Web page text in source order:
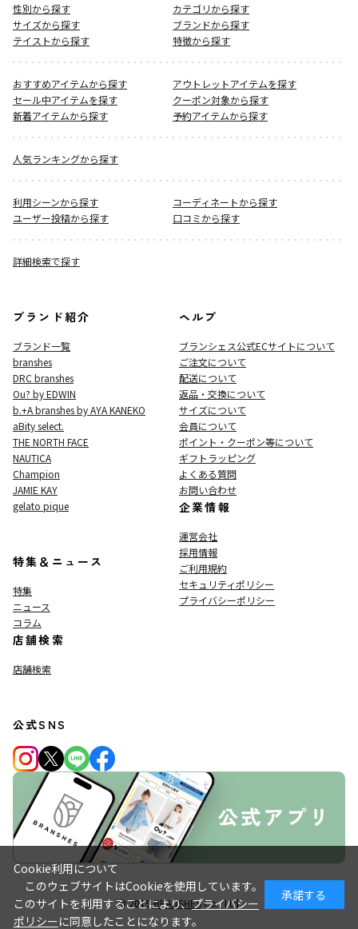
性別から探す
カテゴリから探す
サイズから探す
ブランドから探す
テイストから探す
特徴から探す
おすすめアイテムから探す
アウトレットアイテムを探す
セール中アイテムを探す
クーポン対象から探す
新着アイテムから探す
予約アイテムから探す
人気ランキングから探す
利用シーンから探す
コーディネートから探す
ユーザー投稿から探す
口コミから探す
詳細検索で探す
ブランド紹介
ブランド一覧
branshes
DRC branshes
Ou? by EDWIN
b.+A branshes by AYA KANEKO
aBity select.
THE NORTH FACE
NAUTICA
Champion
JAMIE KAY
gelato pique
特集＆ニュース
特集
ニュース
コラム
店舗検索
店舗検索
ヘルプ
ブランシェス公式ECサイトについて
ご注文について
配送について
返品・交換について
サイズについて
会員について
ポイント・クーポン等について
ギフトラッピング
よくある質問
お問い合わせ
企業情報
運営会社
採用情報
ご利用規約
セキュリティポリシー
プライバシーポリシー
公式SNS
© 2019BRANSHESCo., Ltd.
Cookie利用について
このウェブサイトはCookieを使用しています。
このサイトを利用することにより、プライバシー
ポリシーに同意したことになります。
承諾する